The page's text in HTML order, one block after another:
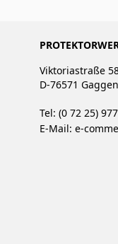
Viktoriastraße
D-76571
Tel: (0 72 25)
E-Mail: e-